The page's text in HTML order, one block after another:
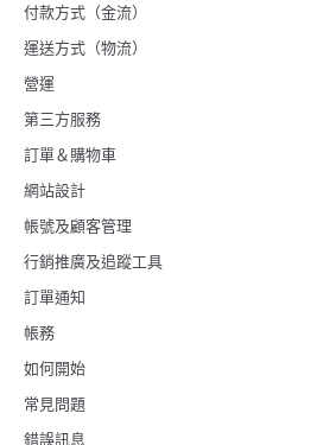
付款方式（金流）
運送方式（物流）
營運
第三方服務
訂單＆購物車
網站設計
帳號及顧客管理
行銷推廣及追蹤工具
訂單通知
帳務
如何開始
常見問題
錯誤訊息